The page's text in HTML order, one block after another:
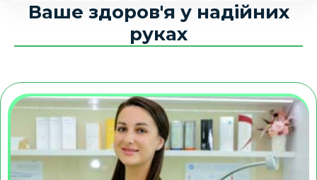
Ваше здоров'я у надійних
руках